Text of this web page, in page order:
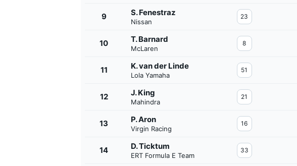
9 S. Fenestraz
Nissan
23
10 T. Barnard
McLaren
8
11 K. van der Linde
Lola Yamaha
51
12 J. King
Mahindra
21
13 P. Aron
Virgin Racing
16
14 D. Ticktum
ERT Formula E Team
33